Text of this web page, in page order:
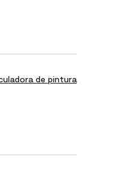
de pintura